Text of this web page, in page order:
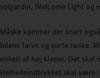
solgardin, Welcome Light og
Måske kommer der snart
bilens farve og sorte tanke.
enkelt af høj klasse. Det skal
Helhedsindtrykket skal være